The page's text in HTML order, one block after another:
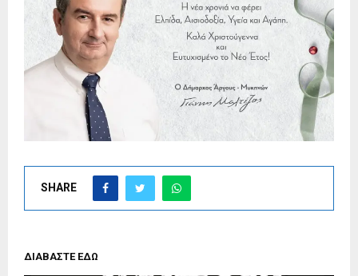
SHARE
ΔΙΑΒΑΣΤΕ ΕΔΩ